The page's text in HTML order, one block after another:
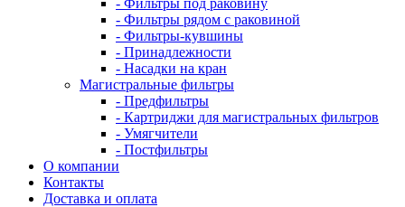
- Фильтры под раковину
- Фильтры рядом с раковиной
- Фильтры-кувшины
- Принадлежности
- Насадки на кран
Магистральные фильтры
- Предфильтры
- Картриджи для магистральных фильтров
- Умягчители
- Постфильтры
О компании
Контакты
Доставка и оплата